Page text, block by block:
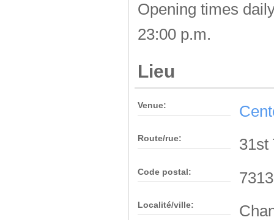
Opening times
23:00 p.m.
Lieu
Venue:
Route/rue: 31st
Code postal:
Localité/ville: